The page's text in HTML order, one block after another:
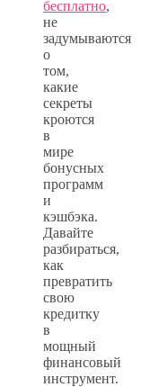
бесплатно,
не
задумываются
о
том,
какие
секреты
кроются
в
мире
бонусных
программ
и
кэшбэка.
Давайте
разбираться,
как
превратить
свою
кредитку
в
мощный
финансовый
инструмент.